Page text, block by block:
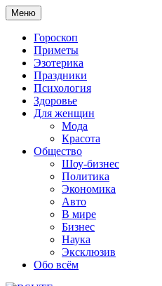
Меню
Гороскоп
Приметы
Эзотерика
Праздники
Психология
Здоровье
Для женщин
Мода
Красота
Общество
Шоу-бизнес
Политика
Экономика
Авто
В мире
Бизнес
Наука
Эксклюзив
Обо всём